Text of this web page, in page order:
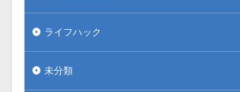
ライフハック
未分類